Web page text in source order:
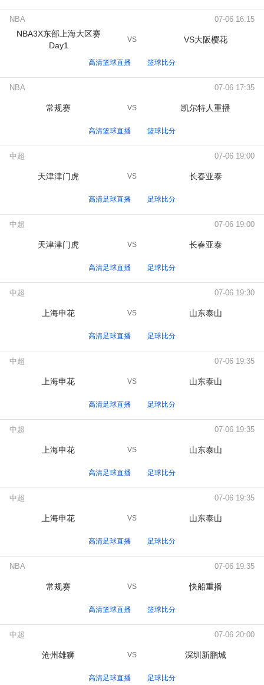
NBA 07-06 16:15
NBA3X东部上海大区赛
Day1
VS VS大阪樱花
高清篮球直播 篮球比分
NBA 07-06 17:35
常规赛 VS 凯尔特人重播
高清篮球直播 篮球比分
中超 07-06 19:00
天津津门虎 VS 长春亚泰
高清足球直播 足球比分
中超 07-06 19:00
天津津门虎 VS 长春亚泰
高清足球直播 足球比分
中超 07-06 19:30
上海申花 VS 山东泰山
高清足球直播 足球比分
中超 07-06 19:35
上海申花 VS 山东泰山
高清足球直播 足球比分
中超 07-06 19:35
上海申花 VS 山东泰山
高清足球直播 足球比分
中超 07-06 19:35
上海申花 VS 山东泰山
高清足球直播 足球比分
NBA 07-06 19:35
常规赛 VS 快船重播
高清篮球直播 篮球比分
中超 07-06 20:00
沧州雄狮 VS 深圳新鹏城
高清足球直播 足球比分